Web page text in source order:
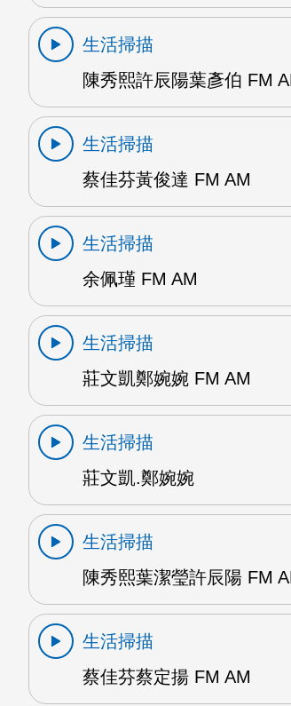
生活掃描
陳秀熙許辰陽葉彥伯 FM
生活掃描
蔡佳芬黃俊達 FM AM
生活掃描
余佩瑾 FM AM
生活掃描
莊文凱鄭婉婉 FM AM
生活掃描
莊文凱.鄭婉婉
生活掃描
陳秀熙葉潔瑩許辰陽 FM
生活掃描
蔡佳芬蔡定揚 FM AM